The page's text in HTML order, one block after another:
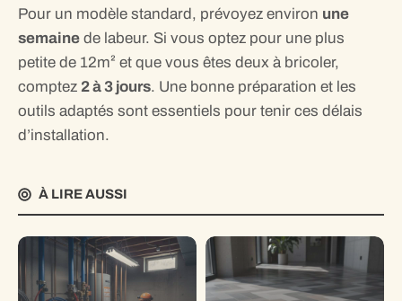
Pour un modèle standard, prévoyez environ une
semaine de labeur. Si vous optez pour une plus
petite de 12m² et que vous êtes deux à bricoler,
comptez 2 à 3 jours. Une bonne préparation et les
outils adaptés sont essentiels pour tenir ces délais
d’installation.
À LIRE AUSSI